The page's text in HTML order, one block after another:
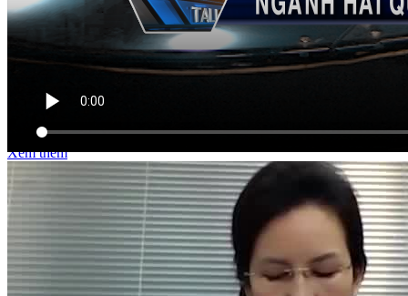
Việt Nam (VECOM)
Bà Đỗ Thị Thu Thuỷ- Giám đốc Pháp lý và Hải quan - Công ty
TNHH Chuyển phát nhanh DHL- VNPT.
Xem thêm